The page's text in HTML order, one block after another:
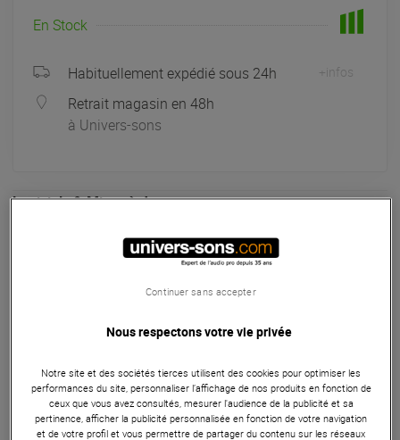
En Stock
Habituellement expédié sous 24h +infos
Retrait magasin en 48h
à Univers-sons
Logiciels & Mises à Jour
Celemony Melodyne 5 Studio Update from Studio 3 est une
mise à jour dématérialisée pour les utilisateurs de Studio 3.
d’accords intelligente et des outils d’édition audio avancés.
Autres Caractéristiques | Présentation
Nous respectons votre vie privée
Notre site et des sociétés tierces utilisent des cookies pour optimiser les
performances du site, personnaliser l’affichage de nos produits en fonction de
ceux que vous avez consultés, mesurer l'audience de la publicité et sa
pertinence, afficher la publicité personnalisée en fonction de votre navigation
et de votre profil et vous permettre de partager du contenu sur les réseaux
Continuer sans accepter